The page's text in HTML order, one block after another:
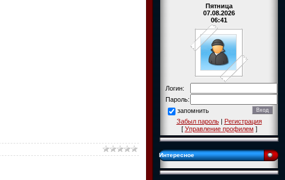
Пятница
07.08.2026
06:41
Логин:
Пароль:
запомнить
Забыл пароль|Регистрация
[Управление профилем]
Интересное